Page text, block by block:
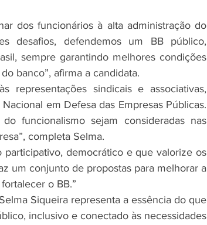
desafios, defendemos um BB público,
sempre garantindo melhores condições
banco”, afirma a candidata.
em Defesa das Empresas Públicas.
funcionalismo sejam consideradas nas
completa Selma.
um conjunto de propostas para melhorar a
o BB.”
Siqueira representa a essência do que
inclusivo e conectado às necessidades